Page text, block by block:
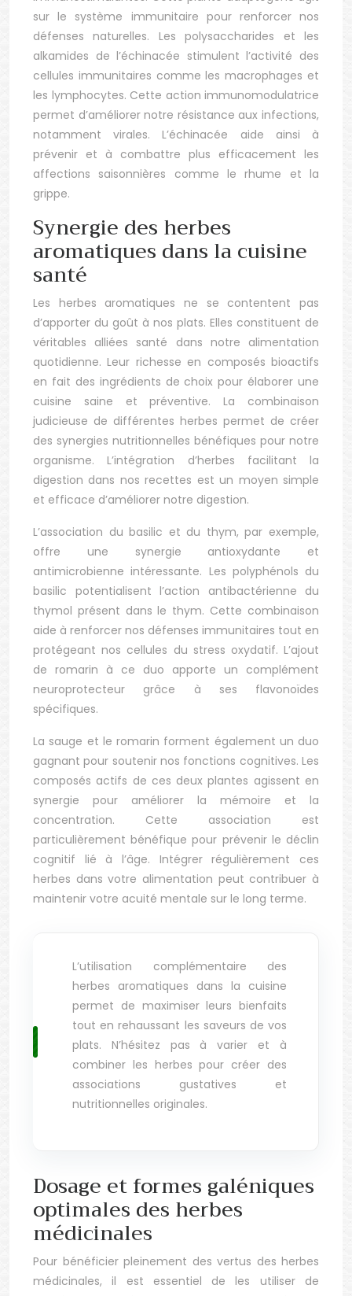
sur le système immunitaire pour renforcer nos
défenses naturelles. Les polysaccharides et les
alkamides de l’échinacée stimulent l’activité des
cellules immunitaires comme les macrophages et
les lymphocytes. Cette action immunomodulatrice
permet d’améliorer notre résistance aux infections,
notamment virales. L’échinacée aide ainsi à
prévenir et à combattre plus efficacement les
affections saisonnières comme le rhume et la
grippe.
Synergie des herbes
aromatiques dans la cuisine
santé
Les herbes aromatiques ne se contentent pas
d’apporter du goût à nos plats. Elles constituent de
véritables alliées santé dans notre alimentation
quotidienne. Leur richesse en composés bioactifs
en fait des ingrédients de choix pour élaborer une
cuisine saine et préventive. La combinaison
judicieuse de différentes herbes permet de créer
des synergies nutritionnelles bénéfiques pour notre
organisme. L’intégration d’herbes facilitant la
digestion dans nos recettes est un moyen simple
et efficace d’améliorer notre digestion.
L’association du basilic et du thym, par exemple,
offre une synergie antioxydante et
antimicrobienne intéressante. Les polyphénols du
basilic potentialisent l’action antibactérienne du
thymol présent dans le thym. Cette combinaison
aide à renforcer nos défenses immunitaires tout en
protégeant nos cellules du stress oxydatif. L’ajout
de romarin à ce duo apporte un complément
neuroprotecteur grâce à ses flavonoïdes
spécifiques.
La sauge et le romarin forment également un duo
gagnant pour soutenir nos fonctions cognitives. Les
composés actifs de ces deux plantes agissent en
synergie pour améliorer la mémoire et la
concentration. Cette association est
particulièrement bénéfique pour prévenir le déclin
cognitif lié à l’âge. Intégrer régulièrement ces
herbes dans votre alimentation peut contribuer à
maintenir votre acuité mentale sur le long terme.
L’utilisation complémentaire des
herbes aromatiques dans la cuisine
permet de maximiser leurs bienfaits
tout en rehaussant les saveurs de vos
plats. N’hésitez pas à varier et à
combiner les herbes pour créer des
associations gustatives et
nutritionnelles originales.
Dosage et formes galéniques
optimales des herbes
médicinales
Pour bénéficier pleinement des vertus des herbes
médicinales, il est essentiel de les utiliser de